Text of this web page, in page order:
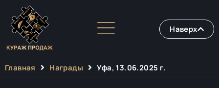
Наверх
Главная Награды Уфа, 13.06.2025 г.